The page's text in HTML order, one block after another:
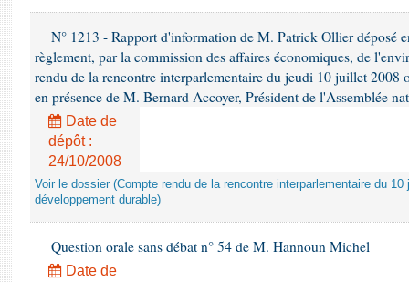
N° 1213 - Rapport d'information de M. Patrick Ollier déposé
règlement, par la commission des affaires économiques, de
rendu de la rencontre interparlementaire du jeudi 10 juillet 2008
en présence de M. Bernard Accoyer, Président de l'Assemblée
Date de
dépôt :
24/10/2008
Voir le dossier (Compte rendu de la rencontre interparlementaire du
développement durable)
Question orale sans débat n° 54 de M. Hannoun Michel
Date de